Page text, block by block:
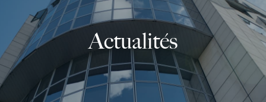
Actualités